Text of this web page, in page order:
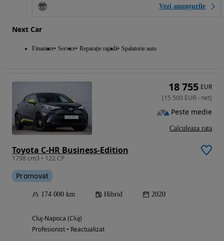
Vezi anunțurile
Next Car
Finantare Service Reparație rapidă Spalatorie auto
Toyota C-HR Business-Edition
1798 cm3 • 122 CP
Promovat
174 000 km Hibrid 2020
Cluj-Napoca (Cluj)
Profesionist • Reactualizat
18 755 EUR
(15 500 EUR- net)
Peste medie
Calculeaza rata